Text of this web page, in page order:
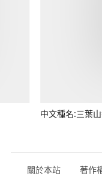
中文種名:三葉
關於本站 著作